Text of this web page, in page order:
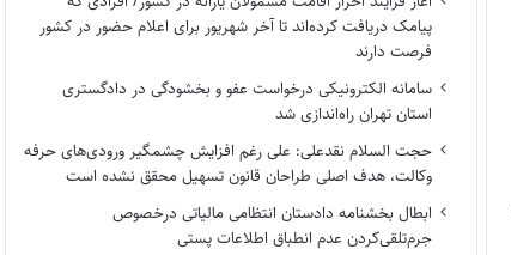
پیامک دریافت کرده‌اند تا آخر شهریور برای اعلام حضور در کشور
فرصت دارند
سامانه الکترونیکی درخواست عفو و بخشودگی در دادگستری
استان تهران راه‌اندازی شد
حجت السلام نقدعلی: علی رغم افزایش چشمگیر ورودی‌های حرفه
وکالت، هدف اصلی طراحان قانون تسهیل محقق نشده است
ابطال بخشنامه دادستان انتظامی مالیاتی درخصوص
جرم‌تلقی‌کردن عدم انطباق اطلاعات پستی